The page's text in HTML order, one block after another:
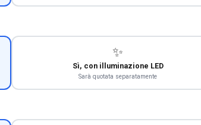
✨
Sì, con illuminazione LED
Sarà quotata separatamente